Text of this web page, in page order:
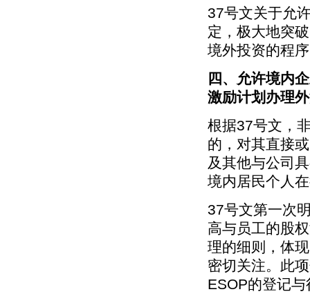
37号文关于允
定，极大地突
境外投资的程
四、允许境内
激励计划办理
根据37号文，
的，对其直接
及其他与公司
境内居民个人
37号文第一次
高与员工的股
理的细则，体
密切关注。此
ESOP的登记